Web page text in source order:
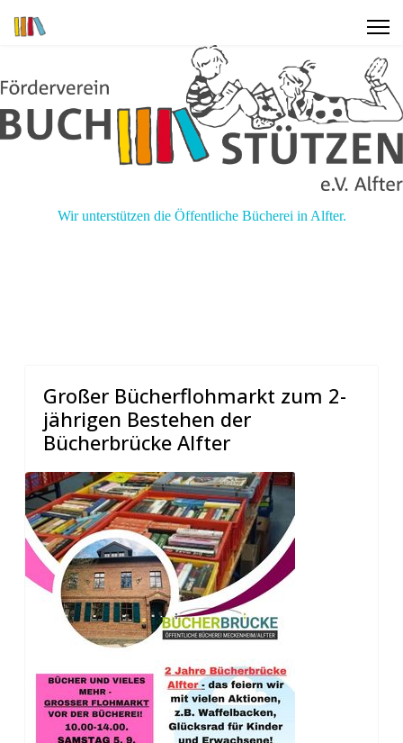
Wir unterstützen die Öffentliche Bücherei in Alfter.
Großer Bücherflohmarkt zum 2-
jährigen Bestehen der
Bücherbrücke Alfter